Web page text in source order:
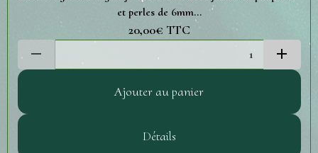
et perles de 6mm...
20,00€ TTC
Ajouter au panier
Détails